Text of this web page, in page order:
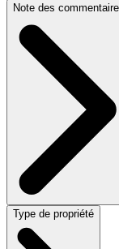
Note des
Type de propriété